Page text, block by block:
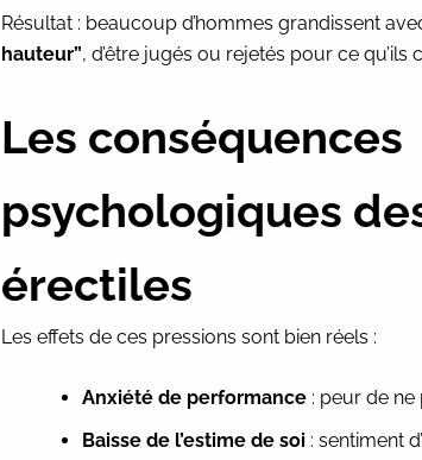
Résultat : beaucoup d’hommes grandissent
hauteur”, d’être jugés ou rejetés pour ce qu’ils
Les conséquences
psychologiques
érectiles
Les effets de ces pressions sont bien réels :
Anxiété de performance : peur de ne
Baisse de l’estime de soi : sentiment